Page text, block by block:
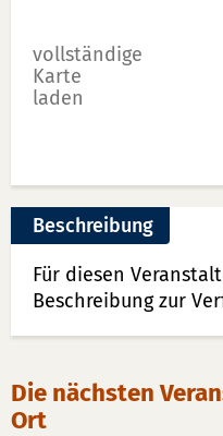
vollständige
Karte
laden
Beschreibung
Für diesen
Beschreibung zur
Die nächsten
Ort